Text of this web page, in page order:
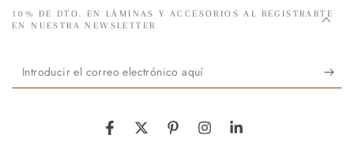
10% DE DTO. EN LÁMINAS Y ACCESORIOS AL REGISTRARTE
EN NUESTRA NEWSLETTER
Introducir
el
FacebookTwitterPinterestInstagramLinkedIn